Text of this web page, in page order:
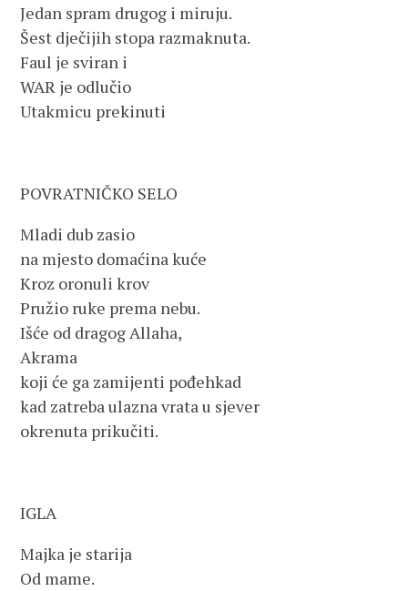
Jedan spram drugog i miruju.
Šest dječijih stopa razmaknuta.
Faul je sviran i
WAR je odlučio
Utakmicu prekinuti
POVRATNIČKO SELO
Mladi dub zasio
na mjesto domaćina kuće
Kroz oronuli krov
Pružio ruke prema nebu.
Išće od dragog Allaha,
Akrama
koji će ga zamijenti pođehkad
kad zatreba ulazna vrata u sjever
okrenuta prikučiti.
IGLA
Majka je starija
Od mame.